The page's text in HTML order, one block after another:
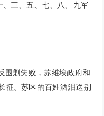
三、五、七、八、九军
围剿失败，苏维埃政府和
征。苏区的百姓洒泪送别